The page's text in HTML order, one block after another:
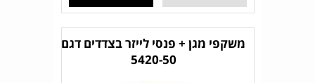
משקפי מגן + פנסי לייזר בצדדים דגם
5420-50